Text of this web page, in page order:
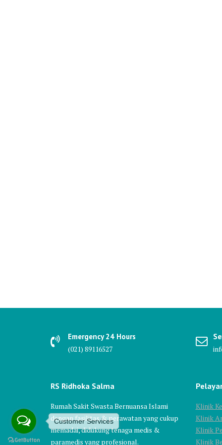
Emergency 24 Hours
(021) 89116527
RS Ridhoka Salma
Rumah Sakit Swasta Bernuansa Islami
dengan fasilitas & perawatan yang cukup
memadai, didukung tenaga medis &
paramedis yang profesional.
Klinik
Klinik
Klinik
Klinik
Customer Services